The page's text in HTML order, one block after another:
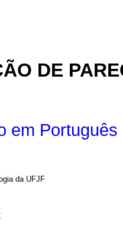
DE
em Português
da UFJF